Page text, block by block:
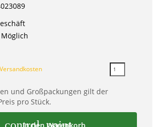
und Großpackungen gilt der
pro Stück.